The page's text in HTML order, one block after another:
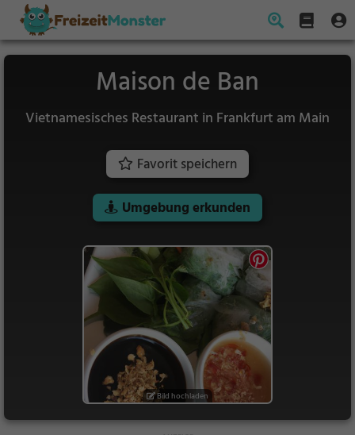
Maison de Ban
Vietnamesisches Restaurant in Frankfurt am Main
Favorit speichern
Umgebung erkunden
Bild hochladen